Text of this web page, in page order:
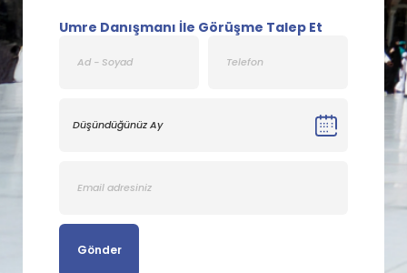
Umre Danışmanı İle Görüşme Talep Et
Gönder